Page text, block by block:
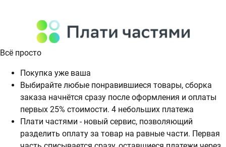
Всё просто
Покупка уже ваша
Выбирайте любые понравившиеся товары, сборка
заказа начнётся сразу после оформления и оплаты
первых 25% стоимости. 4 небольших платежа
Плати частями - новый сервис, позволяющий
разделить оплату за товар на равные части. Первая